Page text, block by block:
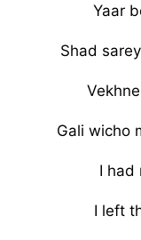
Yaar
Shad
Gali wicho
I had
I left